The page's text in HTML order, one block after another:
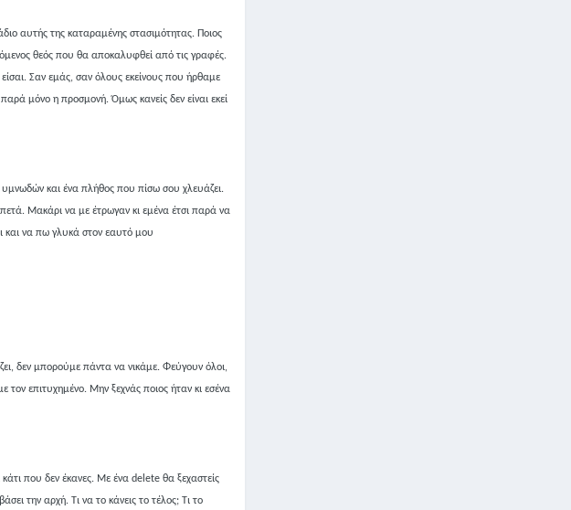
αυτής της καταραμένης στασιμότητας. Ποιος
θεός που θα αποκαλυφθεί από τις γραφές.
Σαν εμάς, σαν όλους εκείνους που ήρθαμε
μόνο η προσμονή. Όμως κανείς δεν είναι εκεί
υμνωδών και ένα πλήθος που πίσω σου χλευάζει.
Μακάρι να με έτρωγαν κι εμένα έτσι παρά να
και να πω γλυκά στον εαυτό μου
δεν μπορούμε πάντα να νικάμε. Φεύγουν όλοι,
τον επιτυχημένο. Μην ξεχνάς ποιος ήταν κι εσένα
κάτι που δεν έκανες. Με ένα delete θα ξεχαστείς
την αρχή. Τι να το κάνεις το τέλος; Τι το